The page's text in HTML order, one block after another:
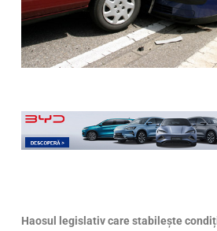
Haosul legislativ care stabilește